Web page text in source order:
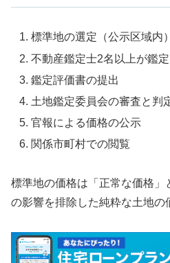
標準地の選定（公示区域内）
不動産鑑定士2名以上が鑑定
鑑定評価書の提出
土地鑑定委員会の審査と判
官報による価格の公示
関係市町村での閲覧
標準地の価格は「正常な価格
の影響を排除した純粋な土地の